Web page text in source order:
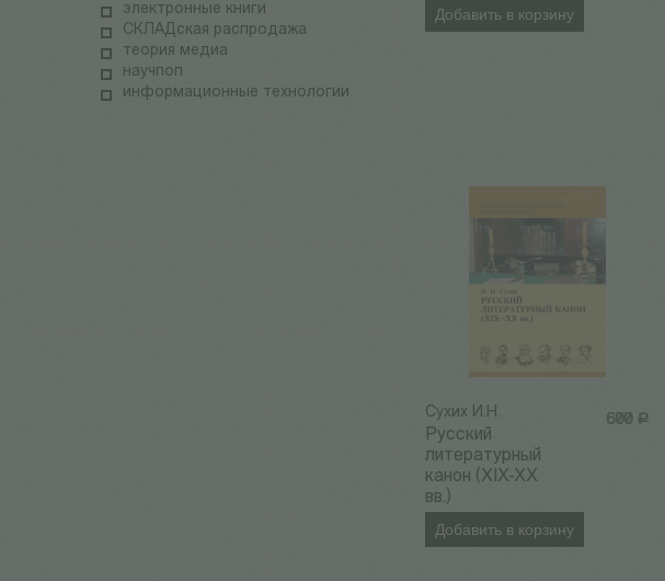
электронные книги
СКЛАДская распродажа
теория медиа
научпоп
информационные технологии
Добавить в корзину
600 Р
Сухих И.Н.
Русский
литературный
канон (XIX-XX
вв.)
Добавить в корзину